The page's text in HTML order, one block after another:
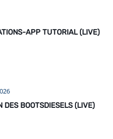
APP TUTORIAL (LIVE)
DES BOOTSDIESELS (LIVE)